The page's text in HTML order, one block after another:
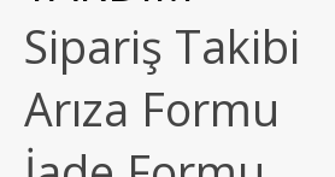
Sipariş Takibi
Arıza Formu